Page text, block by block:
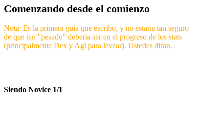
Comenzando desde el comienzo
Nota: Es la primera guia que escribo, y no estaria tan seguro
de que tan "pesado" deberia ser en el progreso de los stats
(principalmente Dex y Agi para levear). Ustedes diran.
Siendo Novice 1/1